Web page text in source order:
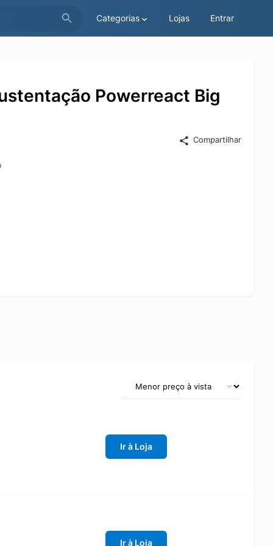
Categorias Lojas Entrar
Powerreact Big
Compartilhar
Ir à Loja
Ir à Loja